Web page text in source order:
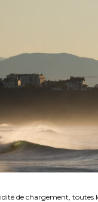
de chargement, toutes